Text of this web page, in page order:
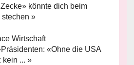
könnte dich beim
»
«Ohne die USA
kein ... »